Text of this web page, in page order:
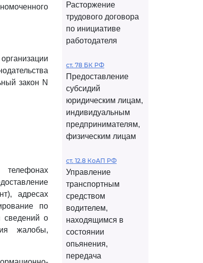
закон N
адресах
по
сведений о
жалобы,
Расторжение
трудового договора
по инициативе
работодателя
ст. 78 БК РФ
Предоставление
субсидий
юридическим лицам,
индивидуальным
предпринимателям,
физическим лицам
ст. 12.8 КоАП РФ
Управление
транспортным
средством
водителем,
находящимся в
состоянии
опьянения,
передача